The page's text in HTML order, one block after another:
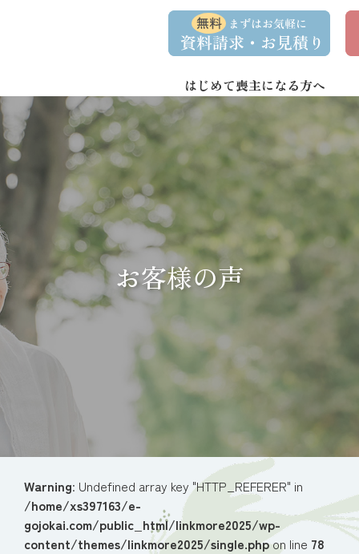
へ
ス
キ
ッ
プ
ョ
ン
に
移
動
資
求
問
い
合
せ
事
談
はじめて喪主になる方へ
お客様の声
Warning: Undefined array key "HTTP_REFERER" in
/home/xs397163/e-
gojokai.com/public_html/linkmore2025/wp-
content/themes/linkmore2025/single.phpon line 78